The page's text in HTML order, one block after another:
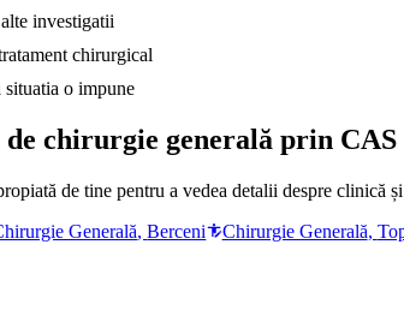
investigatii
chirurgical
situatia o impune
de chirurgie generală prin CAS
de tine pentru a vedea detalii despre clinică
Generală,Berceni Chirurgie Generală,